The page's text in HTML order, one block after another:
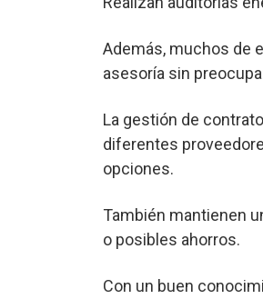
Además, muchos de
asesoría sin
La gestión de
diferentes
opciones.
También mantienen
o posibles ahorros.
Con un buen